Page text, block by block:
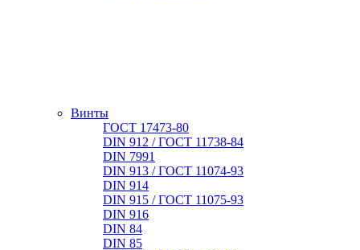
Винты
ГОСТ 17473-80
DIN 912 / ГОСТ 11738-84
DIN 7991
DIN 913 / ГОСТ 11074-93
DIN 914
DIN 915 / ГОСТ 11075-93
DIN 916
DIN 84
DIN 85